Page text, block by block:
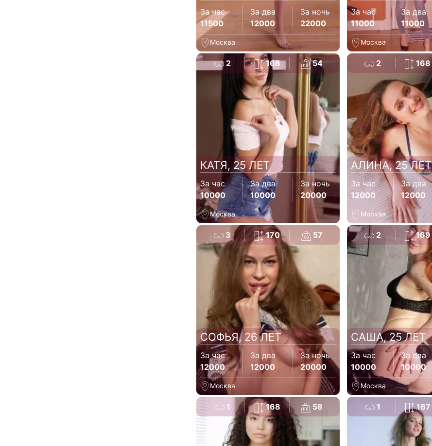
За час
11500
За два
12000
За ночь
22000
Москва
За час
11000
За два
11000
Москва
2 168 54
КАТЯ, 25 ЛЕТ
За час
10000
За два
10000
За ночь
20000
Москва
2 168
АЛИНА, 25 ЛЕТ
За час
12000
За два
12000
Москва
3 170 57
СОФЬЯ, 26 ЛЕТ
За час
12000
За два
12000
За ночь
20000
Москва
2 169
САША, 25 ЛЕТ
За час
10000
За два
10000
Москва
1 168 58 1 167